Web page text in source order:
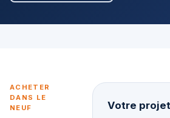
ACHETER
DANS LE
NEUF
Votre